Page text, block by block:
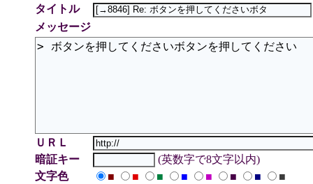
タイトル
メッセージ
ＵＲＬ
暗証キー
(英数字で8文字以内)
文字色
■ ■ ■ ■ ■ ■ ■
■